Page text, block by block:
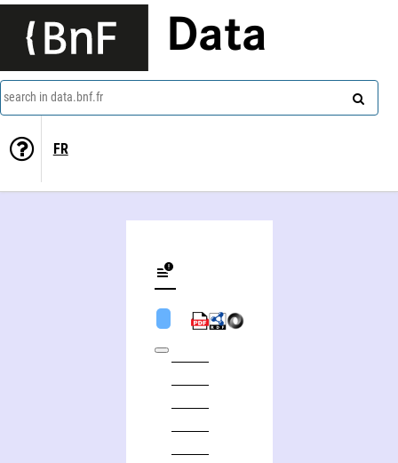
Data
search in data.bnf.fr
FR